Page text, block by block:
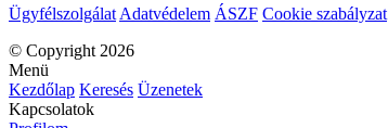
Ügyfélszolgálat Adatvédelem ÁSZF Cookie szabályzat
© Copyright 2026
Menü
Kezdőlap Keresés Üzenetek
Kapcsolatok